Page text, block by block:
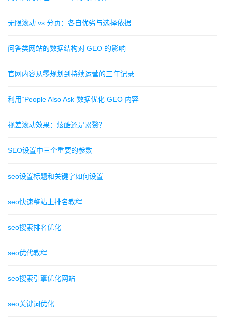
无限滚动 vs 分页：各自优劣与选择依据
问答类网站的数据结构对 GEO 的影响
官网内容从零规划到持续运营的三年记录
利用“People Also Ask”数据优化 GEO 内容
视差滚动效果：炫酷还是累赘？
SEO设置中三个重要的参数
seo设置标题和关键字如何设置
seo快速整站上排名教程
seo搜索排名优化
seo优代教程
seo搜索引擎优化网站
seo关键词优化